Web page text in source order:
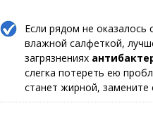
Если рядом не
влажной салфеткой,
загрязнениях
слегка потереть ею
станет жирной, замените